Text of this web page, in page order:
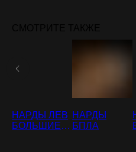
НАРДЫ ЛЕВ
БОЛЬШИЕ
НАРДЫ
БПЛА